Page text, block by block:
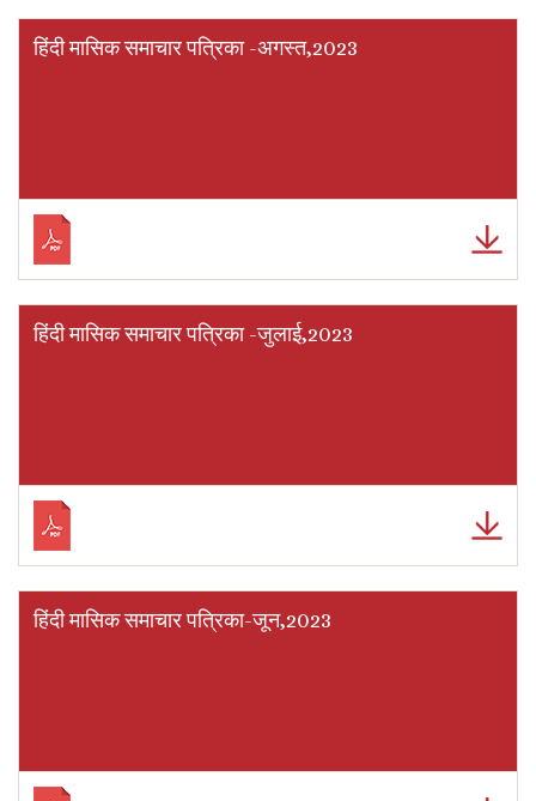
हिंदी मासिक समाचार पत्रिका -अगस्त,2023
हिंदी मासिक समाचार पत्रिका -जुलाई,2023
हिंदी मासिक समाचार पत्रिका-जून,2023